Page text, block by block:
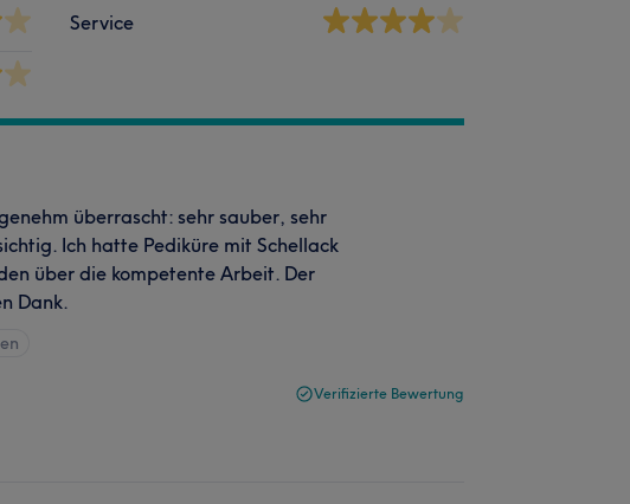
Service
überrascht: sehr sauber, sehr
Ich hatte Pediküre mit Schellack
über die kompetente Arbeit. Der
Dank.
Verifizierte Bewertung